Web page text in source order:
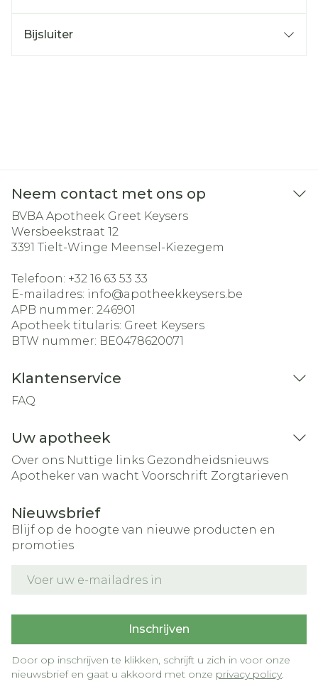
Bijsluiter
Neem contact met ons op
BVBA Apotheek Greet Keysers
Wersbeekstraat 12
3391 Tielt-Winge Meensel-Kiezegem
Telefoon: +32 16 63 53 33
E-mailadres: info@apotheekkeysers.be
APB nummer: 246901
Apotheek titularis: Greet Keysers
BTW nummer: BE0478620071
Klantenservice
FAQ
Uw apotheek
Over ons Nuttige links Gezondheidsnieuws
Apotheker van wacht Voorschrift Zorgtarieven
Nieuwsbrief
Blijf op de hoogte van nieuwe producten en
promoties
Inschrijven
Door op inschrijven te klikken, schrijft u zich in voor onze
nieuwsbrief en gaat u akkoord met onze privacy policy.